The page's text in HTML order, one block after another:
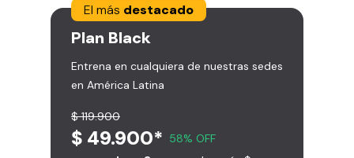
El más destacado
Plan Black
Entrena en cualquiera de nuestras sedes
en América Latina
$ 119.900
$ 49.900* 58% OFF